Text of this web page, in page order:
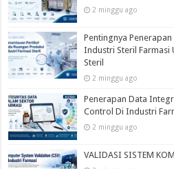
2 minggu ago
Pentingnya
Industri Steril Farmasi
Steril
2 minggu ago
Penerapan Data
Control Di Industri
2 minggu ago
VALIDASI SISTEM